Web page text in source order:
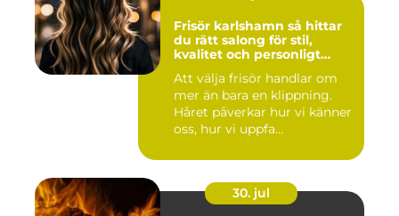
Frisör karlshamn så hittar
du rätt salong för stil,
kvalitet och personligt
Att välja frisör handlar om
mer än bara en klippning.
Håret påverkar hur vi känner
oss, hur vi uppfa...
30. jul